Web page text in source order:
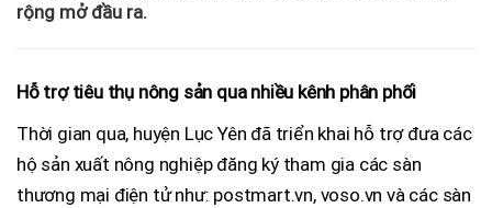
rộng mở đầu ra.
Hỗ trợ tiêu thụ nông sản qua nhiều kênh phân phối
Thời gian qua, huyện Lục Yên đã triển khai hỗ trợ đưa các
hộ sản xuất nông nghiệp đăng ký tham gia các sàn
thương mại điện tử như: postmart.vn, voso.vn và các sàn